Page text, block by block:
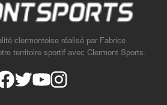
clermontoise réalisé par Fabrice
territoire sportif avec Clermont Sports.